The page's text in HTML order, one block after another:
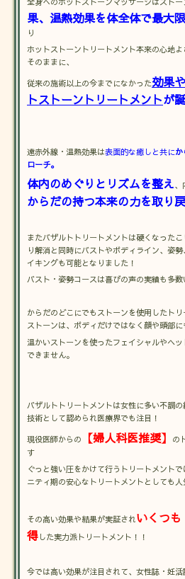
果、温熱効果を体全体で最大
り
ホットストーントリートメント本来の心地
そのままに、
従来の施術以上の今までになかった効果
トストーントリートメントが
遠赤外線・温熱効果は表面的な癒しと共に
ローチ。
体内のめぐりとリズムを整え、
からだの持つ本来の力を取り
またバザルトトリートメントは硬くなった
り解消と同時にバストやボディライン、姿
イキングも可能となりました！
バスト・姿勢コースは喜びの声の実績も多数
からだのどこにでもストーンを使用したト
ストーンは、ボディだけではなく顔や頭部に
温かいストーンを使ったフェイシャルやヘ
できません。
バザルトトリートメントは女性に多い不調
技術として認められ医療界でも注目！
現役医師からの
【婦人科医推奨】
の
す
ぐっと強い圧をかけて行うトリートメント
ニティ期の安心なトリートメントとしても人
その高い効果や結果が実証されいくつ
得 した実力派トリートメント！！
今では高い効果が注目されて、女性誌・妊